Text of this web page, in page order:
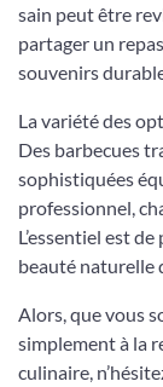
sain peut être
partager un
souvenirs
La variété des
Des barbecues
sophistiquées
professionnel,
L’essentiel est
beauté naturelle
Alors, que vous
simplement à la
culinaire,